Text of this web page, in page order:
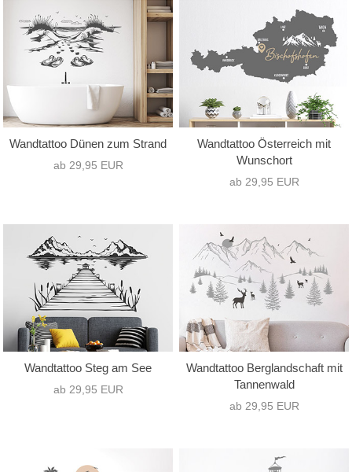
Wandtattoo Dünen zum Strand
ab 29,95 EUR
Wandtattoo Österreich mit
Wunschort
ab 29,95 EUR
Wandtattoo Steg am See
ab 29,95 EUR
Wandtattoo Berglandschaft mit
Tannenwald
ab 29,95 EUR